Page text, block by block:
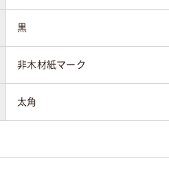
黒
非木材紙マーク
太角